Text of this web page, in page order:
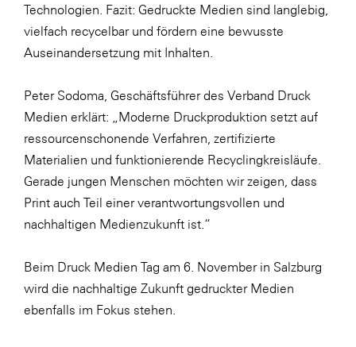
WKS Fachgruppe Finanzdienstleister
WK UBIT
Media
Technologien. Fazit: Gedruckte Medien sind langlebig,
vielfach recycelbar und fördern eine bewusste
Auseinandersetzung mit Inhalten.
Peter Sodoma, Geschäftsführer des Verband Druck
Medien erklärt: „Moderne Druckproduktion setzt auf
ressourcenschonende Verfahren, zertifizierte
Materialien und funktionierende Recyclingkreisläufe.
Gerade jungen Menschen möchten wir zeigen, dass
Print auch Teil einer verantwortungsvollen und
nachhaltigen Medienzukunft ist.“
Beim Druck Medien Tag am 6. November in Salzburg
wird die nachhaltige Zukunft gedruckter Medien
ebenfalls im Fokus stehen.